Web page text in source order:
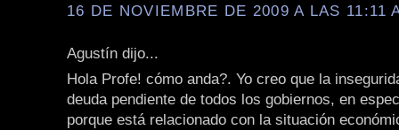
16 DE NOVIEMBRE DE 2009 A LAS 11:11
Agustín dijo...
Hola Profe! cómo anda?. Yo creo que la
deuda pendiente de todos los gobiernos, en
porque está relacionado con la situación